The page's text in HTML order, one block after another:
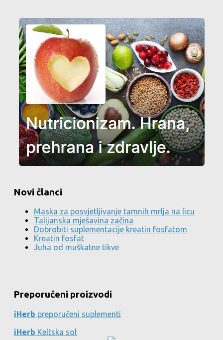
Novi članci
Maska za posvjetljivanje tamnih mrlja na licu
Talijanska mješavina začina
Dobrobiti suplementacije kreatin fosfatom
Kreatin fosfat
Juha od muškatne tikve
Preporučeni proizvodi
iHerb preporučeni suplementi
iHerb Keltska sol